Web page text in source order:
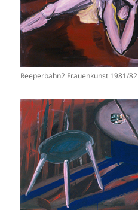
Reeperbahn2 Frauenkunst 1981/82